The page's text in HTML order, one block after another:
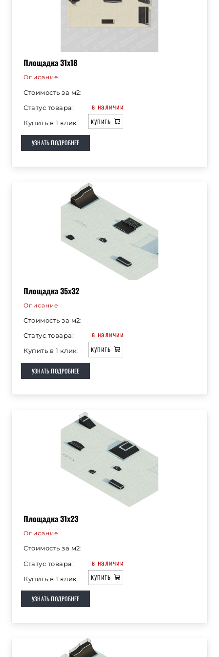
Площадка 31х18
Описание
Стоимость за м2:
Статус товара:
в наличии
Купить в 1 клик: КУПИТЬ
УЗНАТЬ ПОДРОБНЕЕ
Площадка 35х32
Описание
Стоимость за м2:
Статус товара:
в наличии
Купить в 1 клик: КУПИТЬ
УЗНАТЬ ПОДРОБНЕЕ
Площадка 31х23
Описание
Стоимость за м2:
Статус товара:
в наличии
Купить в 1 клик: КУПИТЬ
УЗНАТЬ ПОДРОБНЕЕ